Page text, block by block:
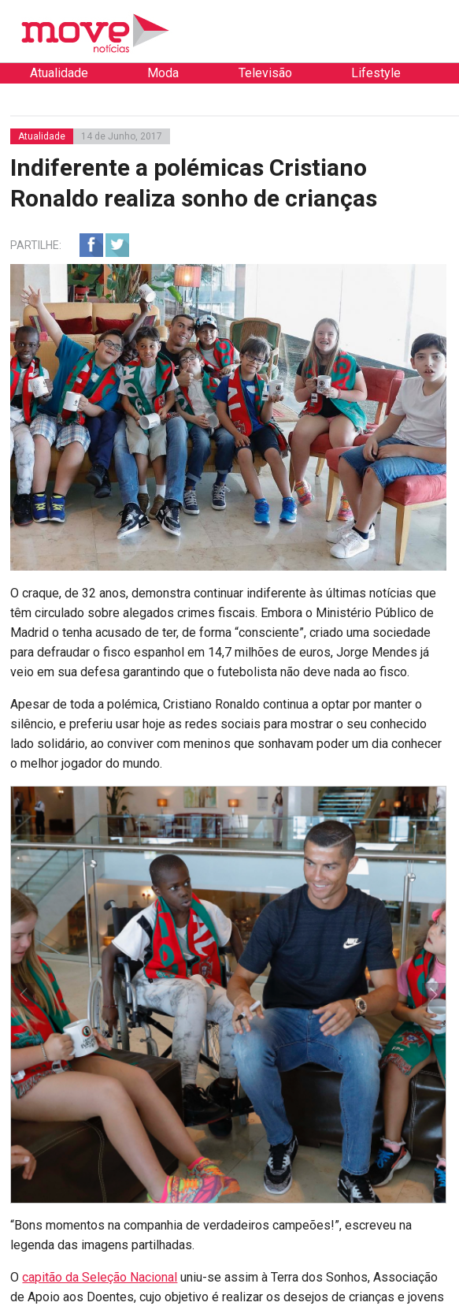
Atualidade Moda Televisão Lifestyle
Atualidade 14 de Junho, 2017
Indiferente a polémicas Cristiano
Ronaldo realiza sonho de crianças
PARTILHE:
O craque, de 32 anos, demonstra continuar indiferente às últimas notícias que
têm circulado sobre alegados crimes fiscais. Embora o Ministério Público de
Madrid o tenha acusado de ter, de forma “consciente”, criado uma sociedade
para defraudar o fisco espanhol em 14,7 milhões de euros, Jorge Mendes já
veio em sua defesa garantindo que o futebolista não deve nada ao fisco.
Apesar de toda a polémica, Cristiano Ronaldo continua a optar por manter o
silêncio, e preferiu usar hoje as redes sociais para mostrar o seu conhecido
lado solidário, ao conviver com meninos que sonhavam poder um dia conhecer
o melhor jogador do mundo.
“Bons momentos na companhia de verdadeiros campeões!”, escreveu na
legenda das imagens partilhadas.
Ocapitão da Seleção Nacional uniu-se assim à Terra dos Sonhos, Associação
de Apoio aos Doentes, cujo objetivo é realizar os desejos de crianças e jovens